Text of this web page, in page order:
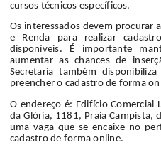
cursos técnicos específicos.
Os interessados devem procurar
e Renda para realizar
disponíveis. É importante
aumentar as chances de
Secretaria também
preencher o cadastro de forma
O endereço é: Edifício Comercial
da Glória, 1181, Praia Campista,
uma vaga que se encaixe no
cadastro de forma online.